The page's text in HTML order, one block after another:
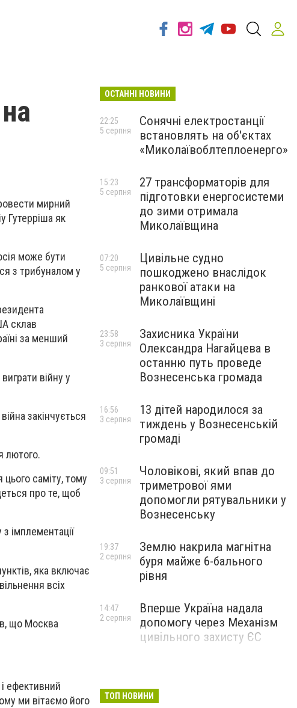
мирний
Гутерріша як
може бути
з трибуналом у
склав
за менший
війну у
закінчується
лютого.
саміту, тому
про те, щоб
імплементації
яка включає
всіх
що Москва
ефективний
ми вітаємо його
ОСТАННІ НОВИНИ
Сонячні електростанції
встановлять на об'єктах
«Миколаївоблтеплоенерго»
22:25
5 серпня
27 трансформаторів для
підготовки енергосистеми
до зими отримала
Миколаївщина
15:23
5 серпня
Цивільне судно
пошкоджено внаслідок
ранкової атаки на
Миколаївщині
07:20
5 серпня
Захисника України
Олександра Нагайцева в
останню путь проведе
Вознесенська громада
23:58
3 серпня
13 дітей народилося за
тиждень у Вознесенській
громаді
16:56
3 серпня
Чоловікові, який впав до
триметрової ями
допомогли рятувальники у
Вознесенську
09:51
3 серпня
Землю накрила магнітна
буря майже 6-бального
рівня
19:37
2 серпня
Вперше Україна надала
допомогу через Механізм
цивільного захисту ЄС
14:47
2 серпня
ТОП НОВИНИ